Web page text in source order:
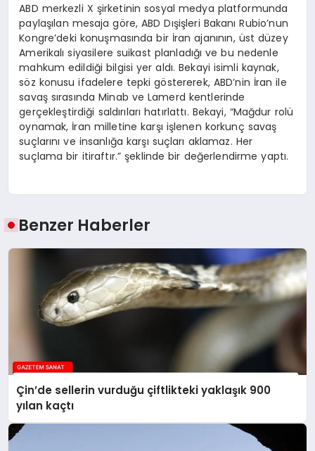
ABD merkezli X şirketinin sosyal medya platformunda
paylaşılan mesaja göre, ABD Dışişleri Bakanı Rubio’nun
Kongre’deki konuşmasında bir İran ajanının, üst düzey
Amerikalı siyasilere suikast planladığı ve bu nedenle
mahkum edildiği bilgisi yer aldı. Bekayi isimli kaynak,
söz konusu ifadelere tepki göstererek, ABD’nin İran ile
savaş sırasında Minab ve Lamerd kentlerinde
gerçekleştirdiği saldırıları hatırlattı. Bekayi, “Mağdur rolü
oynamak, İran milletine karşı işlenen korkunç savaş
suçlarını ve insanlığa karşı suçları aklamaz. Her
suçlama bir itiraftır.” şeklinde bir değerlendirme yaptı.
Benzer Haberler
Çin’de sellerin vurduğu çiftlikteki yaklaşık 900
yılan kaçtı